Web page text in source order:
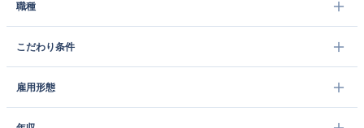
職種
こだわり条件
雇用形態